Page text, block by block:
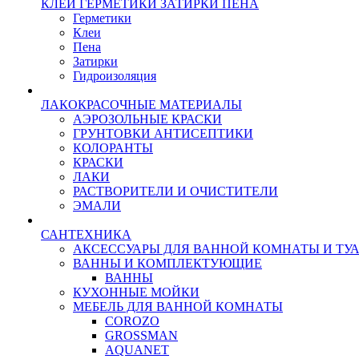
КЛЕИ ГЕРМЕТИКИ ЗАТИРКИ ПЕНА
Герметики
Клеи
Пена
Затирки
Гидроизоляция
ЛАКОКРАСОЧНЫЕ МАТЕРИАЛЫ
АЭРОЗОЛЬНЫЕ КРАСКИ
ГРУНТОВКИ АНТИСЕПТИКИ
КОЛОРАНТЫ
КРАСКИ
ЛАКИ
РАСТВОРИТЕЛИ И ОЧИСТИТЕЛИ
ЭМАЛИ
САНТЕХНИКА
АКСЕССУАРЫ ДЛЯ ВАННОЙ КОМНАТЫ И
ВАННЫ И КОМПЛЕКТУЮЩИЕ
ВАННЫ
КУХОННЫЕ МОЙКИ
МЕБЕЛЬ ДЛЯ ВАННОЙ КОМНАТЫ
COROZO
GROSSMAN
AQUANET